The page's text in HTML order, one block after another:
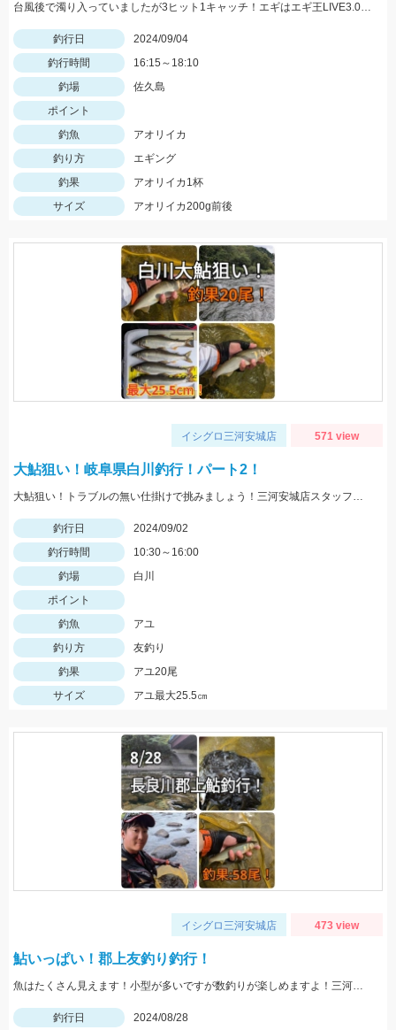
台風後で濁り入っていましたが3ヒット1キャッチ！エギはエギ王LIVE3.0号メルメルブラウン!!
釣行日
2024/09/04
釣行時間
16:15～18:10
釣場
佐久島
ポイント
釣魚
アオリイカ
釣り方
エギング
釣果
アオリイカ1杯
サイズ
アオリイカ200g前後
イシグロ三河安城店 571 view
大鮎狙い！岐阜県白川釣行！パート2！
大鮎狙い！トラブルの無い仕掛けで挑みましょう！三河安城店スタッフ岩崎釣行
釣行日
2024/09/02
釣行時間
10:30～16:00
釣場
白川
ポイント
釣魚
アユ
釣り方
友釣り
釣果
アユ20尾
サイズ
アユ最大25.5㎝
イシグロ三河安城店 473 view
鮎いっぱい！郡上友釣り釣行！
魚はたくさん見えます！小型が多いですが数釣りが楽しめますよ！三河安城店スタッフ岩崎釣行
釣行日 2024/08/28